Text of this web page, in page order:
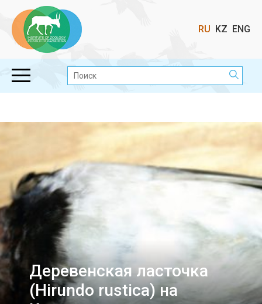
Выбор
RU KZ ENG
Поиск:
Деревенская ласточка
(Hirundo rustica) на